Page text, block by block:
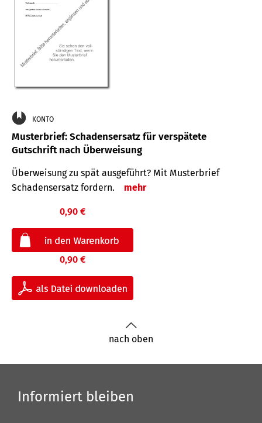
KONTO
Musterbrief: Schadensersatz für verspätete
Gutschrift nach Überweisung
Überweisung zu spät ausgeführt? Mit Musterbrief
Schadensersatz fordern.
mehr
0,90 €
0,90 €
nach oben
Informiert bleiben